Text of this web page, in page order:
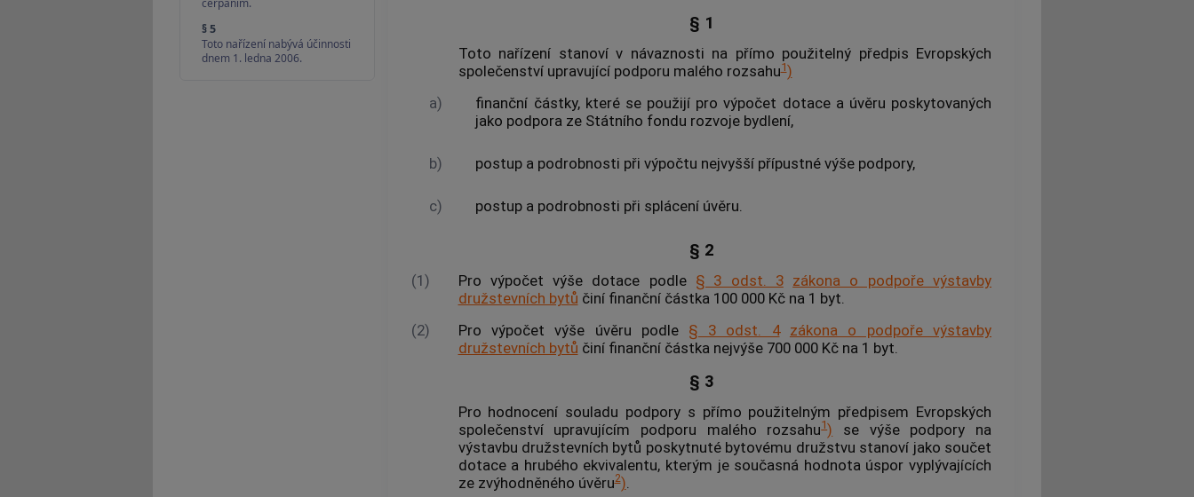
§ 5
Toto nařízení nabývá účinnosti
dnem 1. ledna 2006.
§ 1
Toto nařízení stanoví v návaznosti na přímo použitelný předpis Evropských
společenství upravující podporu malého rozsahu1)
a)
finanční částky, které se použijí pro výpočet dotace a úvěru poskytovaných
jako podpora ze Státního fondu rozvoje bydlení,
b) postup a podrobnosti při výpočtu nejvyšší přípustné výše podpory,
c) postup a podrobnosti při splácení úvěru.
§ 2
(1) Pro výpočet výše dotace podle § 3 odst. 3 zákona o podpoře výstavby
družstevních bytů činí finanční částka 100 000 Kč na 1 byt.
(2)
Pro výpočet výše úvěru podle § 3 odst. 4
zákona o podpoře výstavby
družstevních bytů činí finanční částka nejvýše 700 000 Kč na 1 byt.
§ 3
Pro hodnocení souladu podporys přímo použitelným předpisem Evropských
společenství upravujícím podporu malého rozsahu1) se výše podpory na
výstavbu družstevních bytů poskytnuté bytovému družstvu stanoví jako součet
dotace a hrubého ekvivalentu, kterým je současná hodnota úspor vyplývajících
ze zvýhodněného úvěru2)